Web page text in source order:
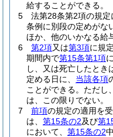
給することができる。
5
法第28条第2項の規
条例に別段の定めがな
ほか、他のいかなる給
6
第2項又は第3項に規
期間内で第15条第1項
し、又は死亡したとき
定める日に、 当該各項
ことができる。 ただし
は、この限りでない。
7
前項の規定の適用を
は、 第15条の2及び第
において、 第15条の2